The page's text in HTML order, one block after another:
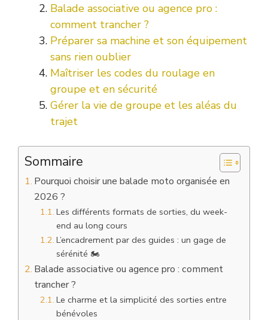
Balade associative ou agence pro :
comment trancher ?
Préparer sa machine et son équipement
sans rien oublier
Maîtriser les codes du roulage en
groupe et en sécurité
Gérer la vie de groupe et les aléas du
trajet
Sommaire
Pourquoi choisir une balade moto organisée en
2026 ?
Les différents formats de sorties, du week-
end au long cours
L’encadrement par des guides : un gage de
sérénité 🏍️
Balade associative ou agence pro : comment
trancher ?
Le charme et la simplicité des sorties entre
bénévoles